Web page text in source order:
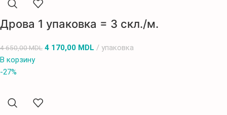
Дрова 1 упаковка = 3 скл./м.
4 650,00MDL 4 170,00 MDL
упаковка
В корзину
-27%